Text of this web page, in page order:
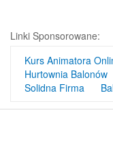
Linki Sponsorowane:
Kurs Animatora
Hurtownia Balonów
Solidna Firma